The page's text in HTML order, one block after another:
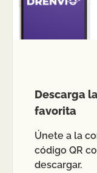
Descarga
favorita
Únete a la
código QR
descargar.